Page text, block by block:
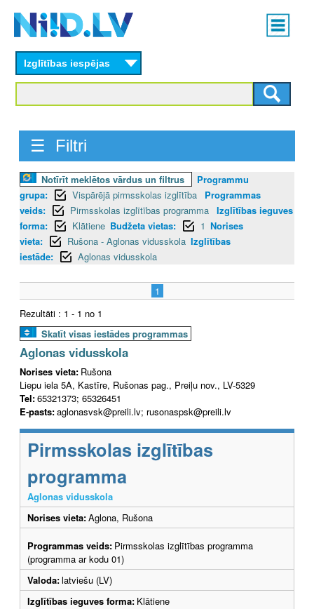
content
Main
menu
Izglītības iespējas
☰ Filtri
Notīrīt meklētos vārdus un filtrus
Programmu
grupa:
Vispārējā pirmsskolas izglītība
Programmas
veids:
Pirmsskolas izglītības programma Izglītības ieguves
forma:
Klātiene Budžeta vietas: 1 Norises
vieta:
Rušona - Aglonas vidusskola Izglītības
iestāde:
Aglonas vidusskola
1
Rezultāti : 1 - 1 no 1
Skatīt visas iestādes programmas
Aglonas vidusskola
Norises vieta: Rušona
Liepu iela 5A, Kastīre, Rušonas pag., Preiļu nov., LV-5329
Tel:65321373; 65326451
E-pasts:aglonasvsk@preili.lv; rusonaspsk@preili.lv
Pirmsskolas izglītības
programma
Aglonas vidusskola
Norises vieta:Aglona, Rušona
Programmas veids: Pirmsskolas izglītības programma
(programma ar kodu 01)
Valoda:latviešu (LV)
Izglītības ieguves forma: Klātiene